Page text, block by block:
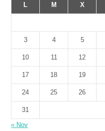
L
M X
3 4 5
10 11 12
17 18 19
24 25 26
31
« Nov